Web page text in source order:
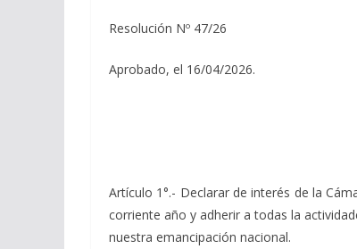
Resolución Nº 47/26
Aprobado, el 16/04/2026.
Artículo 1°.- Declarar de interés de la
corriente año y adherir a todas la
nuestra emancipación nacional.